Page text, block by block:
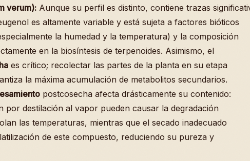
verum): Aunque su perfil es distinto, contiene trazas
es altamente variable y está sujeta a factores bióticos
la humedad y la temperatura) y la composición
en la biosíntesis de terpenoides. Asimismo, el
es crítico; recolectar las partes de la planta en su etapa
la máxima acumulación de metabolitos secundarios.
postcosecha afecta drásticamente su contenido:
por destilación al vapor pueden causar la degradación
las temperaturas, mientras que el secado inadecuado
de este compuesto, reduciendo su pureza y